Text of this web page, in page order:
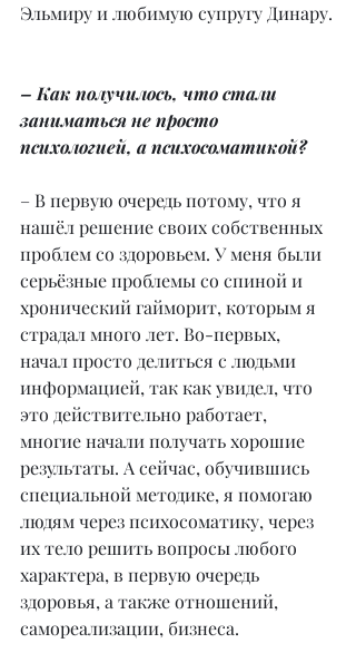
Эльмиру и любимую супругу Динару.
– Как получилось, что стали
заниматься не просто
психологией, а психосоматикой?
– В первую очередь потому, что я
нашёл решение своих собственных
проблем со здоровьем. У меня были
серьёзные проблемы со спиной и
хронический гайморит, которым я
страдал много лет. Во-первых,
начал просто делиться с людьми
информацией, так как увидел, что
это действительно работает,
многие начали получать хорошие
результаты. А сейчас, обучившись
специальной методике, я помогаю
людям через психосоматику, через
их тело решить вопросы любого
характера, в первую очередь
здоровья, а также отношений,
самореализации, бизнеса.